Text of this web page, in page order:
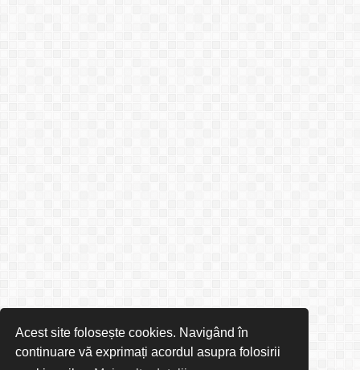
Acest site folosește cookies. Navigând în
continuare vă exprimați acordul asupra folosirii